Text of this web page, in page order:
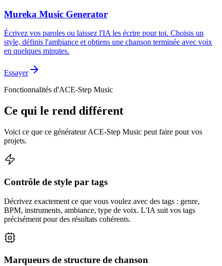
Mureka Music Generator
Écrivez vos paroles ou laissez l'IA les écrire pour toi. Choisis un
style, définis l'ambiance et obtiens une chanson terminée avec voix
en quelques minutes.
Essayer
Fonctionnalités d'ACE-Step Music
Ce qui le rend différent
Voici ce que ce générateur ACE-Step Music peut faire pour vos
projets.
Contrôle de style par tags
Décrivez exactement ce que vous voulez avec des tags : genre,
BPM, instruments, ambiance, type de voix. L'IA suit vos tags
précisément pour des résultats cohérents.
Marqueurs de structure de chanson